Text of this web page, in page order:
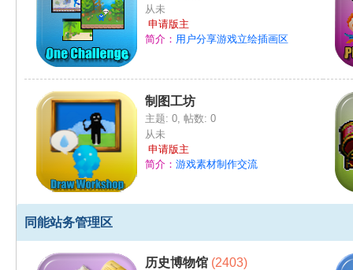
从未
申请版主
简介： 用户分享游戏立绘插画区
制图工坊
主题: 0, 帖数: 0
从未
申请版主
简介： 游戏素材制作交流
同能站务管理区
历史博物馆 (2403)